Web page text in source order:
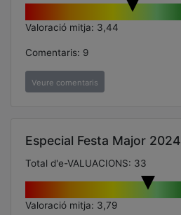
Valoració mitja: 3,44
Comentaris: 9
Veure comentaris
Especial Festa Major 2024
Total d'e-VALUACIONS: 33
Valoració mitja: 3,79